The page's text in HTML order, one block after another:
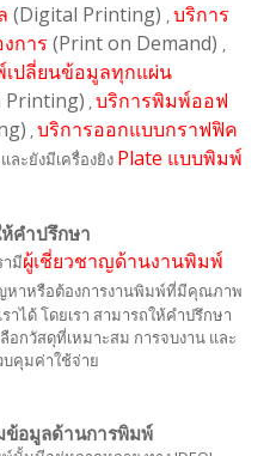
(Digital Printing) ,บริการ
การ (Print on Demand) ,
ปลี่ยนข้อมูลทุกแผ่น
Printing) ,บริการพิมพ์ออฟ
,บริการออกแบบกราฟฟิค
และยังมีเครื่องยิง Plate แบบพิมพ์
คำปรึกษา
ามีผู้เชี่ยวชาญด้านงานพิมพ์
าหรือต้องการงานพิมพ์ที่มีคุณภาพ
าได้ โดยเรา สามารถให้คำปรึกษา
อกวัสดุที่เหมาะสม การจบงาน และ
บคุมค่าใช้จ่าย
ข้อมูลด้านการพิมพ์